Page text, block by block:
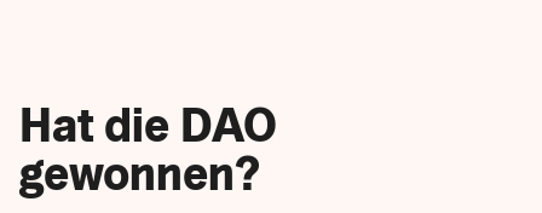
Hat die DAO
gewonnen?